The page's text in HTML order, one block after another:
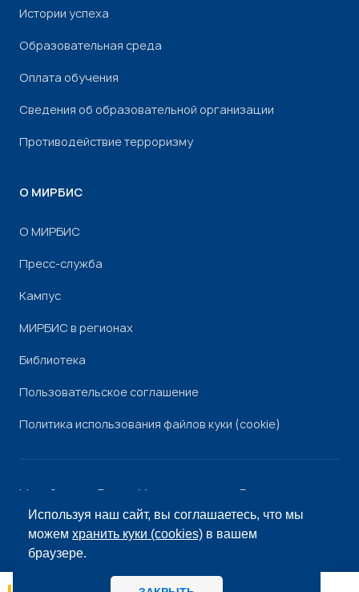
Используя наш сайт, вы соглашаетесь, что мы
можемхранить куки (cookies) в вашем
браузере.
Истории успеха
Образовательная среда
Оплата обучения
Сведения об образовательной организации
Противодействие терроризму
О МИРБИС
О МИРБИС
Пресс-служба
Кампус
МИРБИС в регионах
Библиотека
Пользовательское соглашение
Политика использования файлов куки (cookie)
Минобрнауки России Минпросвещения России
РоскомнадзорРособрнадзор
© «МИРБИС», 2026